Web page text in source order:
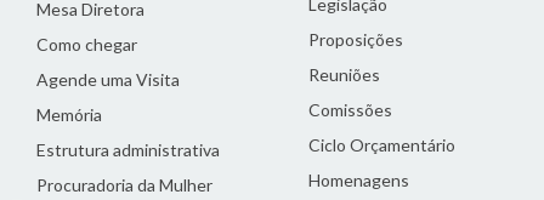
Mesa Diretora
Como chegar
Agende uma Visita
Memória
Estrutura administrativa
Procuradoria da Mulher
Proposições
Reuniões
Comissões
Ciclo Orçamentário
Homenagens